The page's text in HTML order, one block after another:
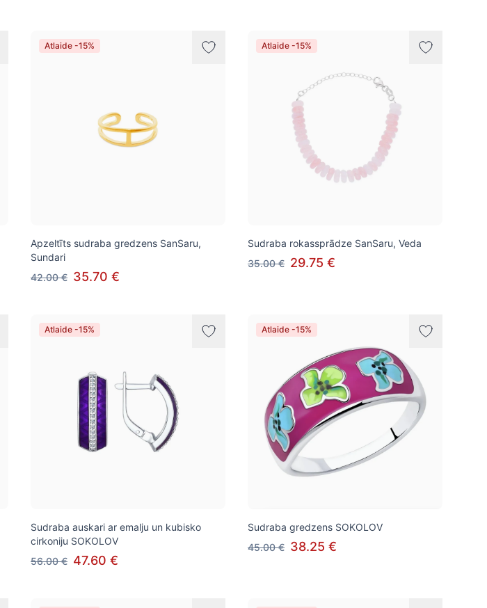
Atlaide -15%
Apzeltīts sudraba gredzens SanSaru,
Sundari
42.00 € 35.70 €
Atlaide -15%
Sudraba rokassprādze SanSaru, Veda
35.00 € 29.75 €
Atlaide -15%
Sudraba auskari ar emalju un kubisko
cirkoniju SOKOLOV
56.00 € 47.60 €
Atlaide -15%
Sudraba gredzens SOKOLOV
45.00 € 38.25 €